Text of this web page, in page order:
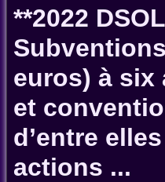
**2022
euros) à six
et
d’entre
actions ...